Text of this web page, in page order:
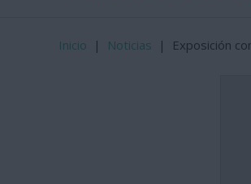
Inicio | Noticias | Exposición